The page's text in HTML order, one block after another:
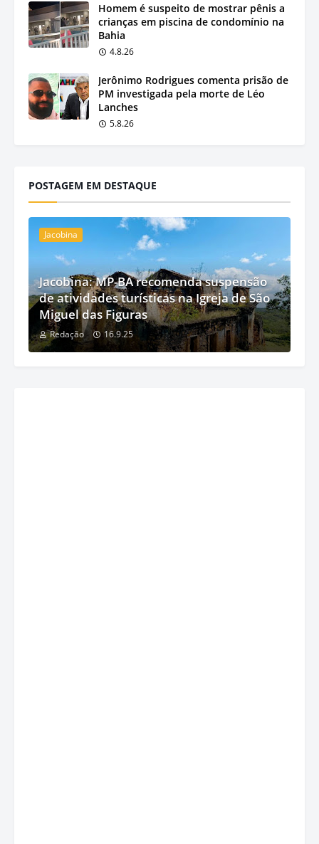
Homem é suspeito de mostrar pênis a
crianças em piscina de condomínio na
Bahia
4.8.26
Jerônimo Rodrigues comenta prisão de
PM investigada pela morte de Léo
Lanches
5.8.26
POSTAGEM EM DESTAQUE
Jacobina
Jacobina: MP-BA recomenda suspensão
de atividades turísticas na Igreja de São
Miguel das Figuras
Redação 16.9.25